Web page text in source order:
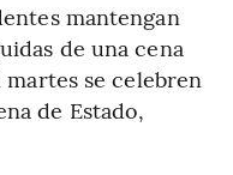
mantengan
de una cena
se celebren
de Estado,